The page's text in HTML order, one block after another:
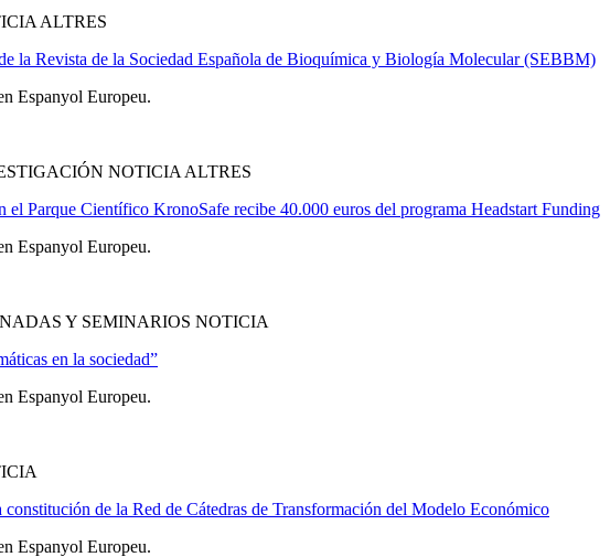
ALTRES
la Revista de la Sociedad Española de Bioquímica y Biología Molecular (SEBBM)
Espanyol Europeu.
NOTICIA ALTRES
el Parque Científico KronoSafe recibe 40.000 euros del programa Headstart Funding
Espanyol Europeu.
Y SEMINARIOS NOTICIA
en la sociedad”
Espanyol Europeu.
de la Red de Cátedras de Transformación del Modelo Económico
Espanyol Europeu.